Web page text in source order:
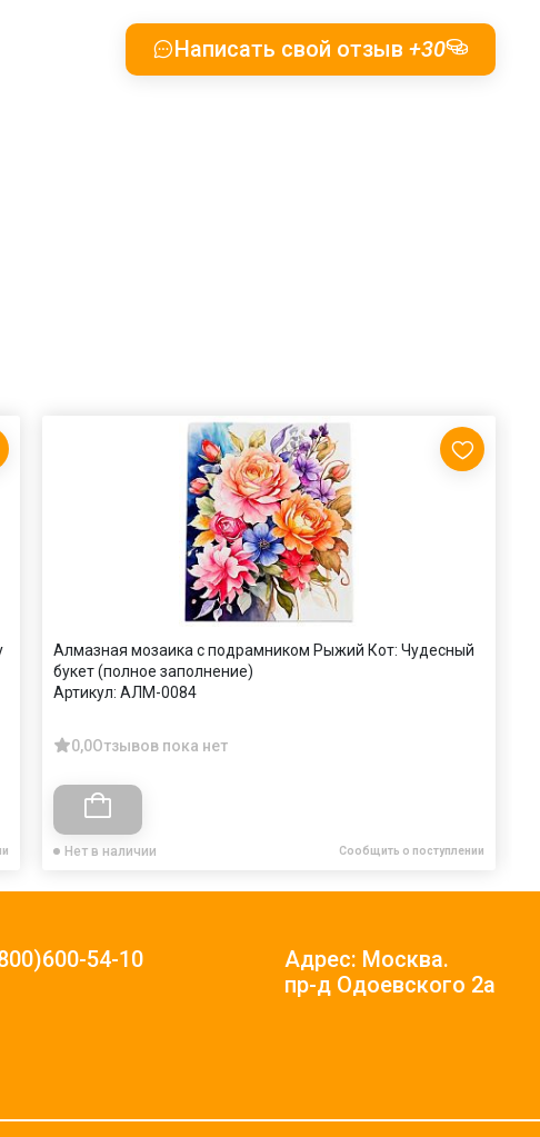
Написать свой отзыв +30
Алмазная мозаика с подрамником Рыжий Кот: Чудесный
букет (полное заполнение)
Артикул: АЛМ-0084
0,0Отзывов пока нет
Нет в наличии Сообщить о поступлении
54-10
Адрес: Москва.
пр-д Одоевского 2а